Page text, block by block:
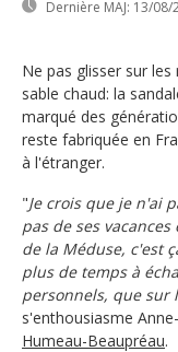
Dernière MAJ: 13/08/
Ne pas glisser sur
sable chaud: la
marqué des
reste fabriquée en
à l'étranger.
"Je crois que je n'ai
pas de ses
de la Méduse, c'est
plus de temps à
personnels, que sur
s'enthousiasme
Humeau-Beaupréau.